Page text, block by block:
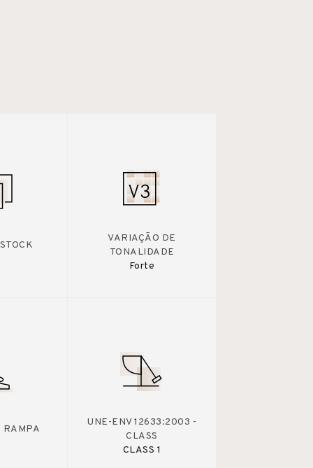
VARIAÇÃO DE
TONALIDADE
Forte
RAMPA
UNE-ENV 12633:2003 -
CLASS
CLASS 1